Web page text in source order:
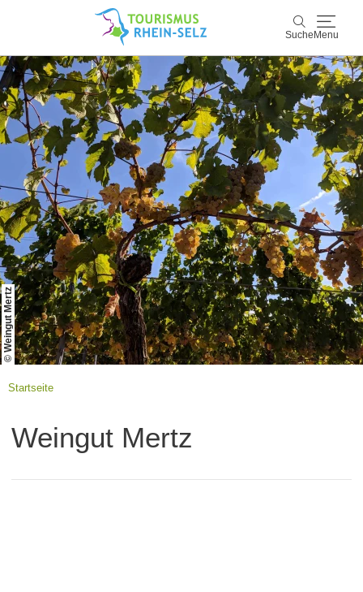
Suche Menu
Suche
Rhein-Selz
Entdecken & Erleben
Wein & Genuss
Kultur & Events
Buchen & Service
© Weingut Mertz
Startseite
Weingut Mertz